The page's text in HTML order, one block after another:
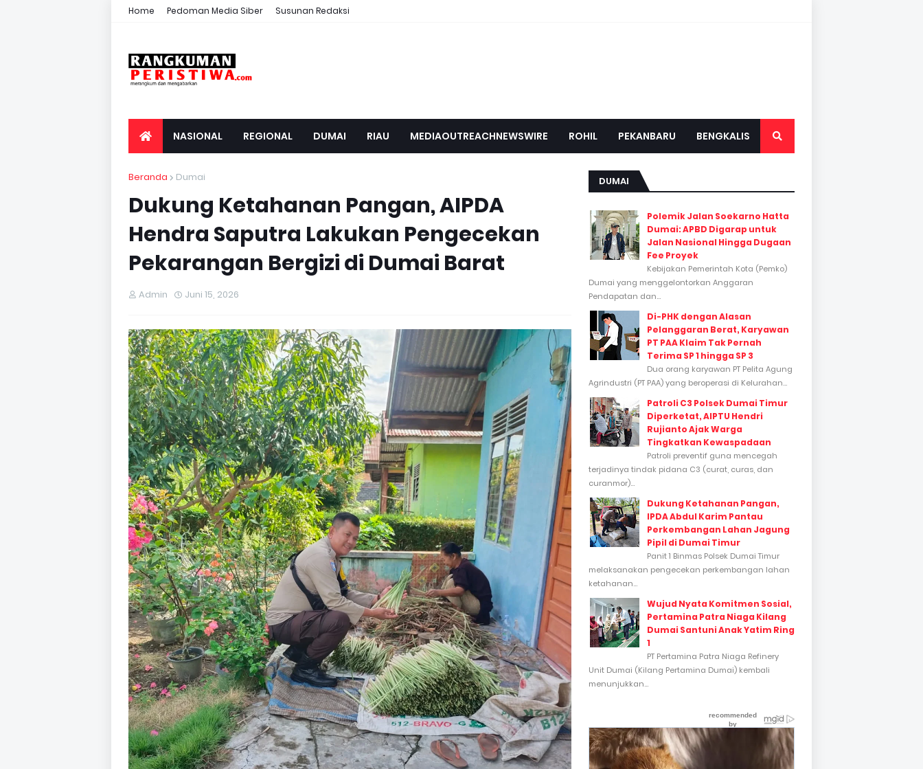
Home Pedoman Media Siber Susunan Redaksi
NASIONAL REGIONAL DUMAI RIAU MEDIAOUTREACHNEWSWIRE ROHIL PEKANBARU BENGKALIS
Beranda Dumai
Dukung Ketahanan Pangan, AIPDA
Hendra Saputra Lakukan Pengecekan
Pekarangan Bergizi di Dumai Barat
Admin Juni 15, 2026
DUMAI
Polemik Jalan Soekarno Hatta
Dumai: APBD Digarap untuk
Jalan Nasional Hingga Dugaan
Fee Proyek
Kebijakan Pemerintah Kota (Pemko)
Dumai yang menggelontorkan Anggaran
Pendapatan dan...
Di-PHK dengan Alasan
Pelanggaran Berat, Karyawan
PT PAA Klaim Tak Pernah
Terima SP 1 hingga SP 3
Dua orang karyawan PT Pelita Agung
Agrindustri (PT PAA) yang beroperasi di Kelurahan...
Patroli C3 Polsek Dumai Timur
Diperketat, AIPTU Hendri
Rujianto Ajak Warga
Tingkatkan Kewaspadaan
Patroli preventif guna mencegah
terjadinya tindak pidana C3 (curat, curas, dan
curanmor)...
Dukung Ketahanan Pangan,
IPDA Abdul Karim Pantau
Perkembangan Lahan Jagung
Pipil di Dumai Timur
Panit 1 Binmas Polsek Dumai Timur
melaksanakan pengecekan perkembangan lahan
ketahanan...
Wujud Nyata Komitmen Sosial,
Pertamina Patra Niaga Kilang
Dumai Santuni Anak Yatim Ring
1
PT Pertamina Patra Niaga Refinery
Unit Dumai (Kilang Pertamina Dumai) kembali
menunjukkan...